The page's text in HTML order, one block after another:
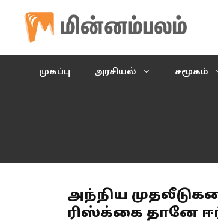
content
முகப்பு அரசியல் சமூகம்
அந்நிய
ரிஸ்க்கை தானே